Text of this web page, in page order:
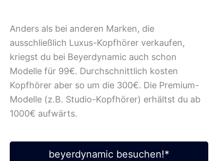
Anders als bei anderen Marken, die
ausschließlich Luxus-Kopfhörer verkaufen,
kriegst du bei Beyerdynamic auch schon
Modelle für 99€. Durchschnittlich kosten
Kopfhörer aber so um die 300€. Die Premium-
Modelle (z.B. Studio-Kopfhörer) erhältst du ab
1000€ aufwärts.
beyerdynamic besuchen!*